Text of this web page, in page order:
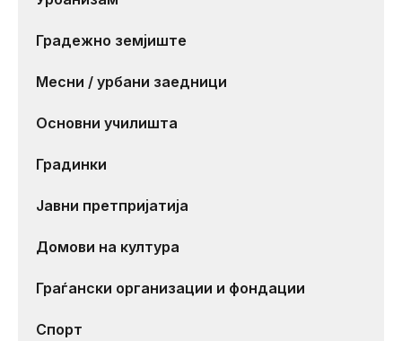
Градежно земјиште
Месни / урбани заедници
Основни училишта
Градинки
Јавни претпријатија
Домови на култура
Граѓански организации и фондации
Спорт